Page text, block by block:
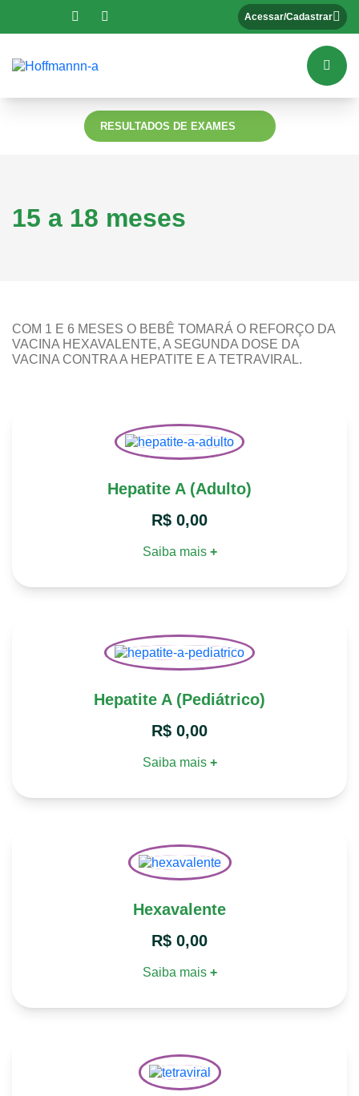
Acessar/Cadastrar
RESULTADOS DE EXAMES
15 a 18 meses
COM 1 E 6 MESES O BEBÊ TOMARÁ O REFORÇO DA
VACINA HEXAVALENTE, A SEGUNDA DOSE DA
VACINA CONTRA A HEPATITE E A TETRAVIRAL.
Hepatite A (Adulto)
R$ 0,00
Saiba mais +
Hepatite A (Pediátrico)
R$ 0,00
Saiba mais +
Hexavalente
R$ 0,00
Saiba mais +